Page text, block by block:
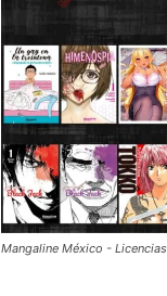
Mangaline México - Licencias